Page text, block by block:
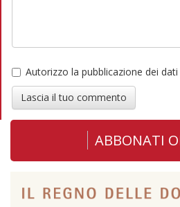
Autorizzo la pubblicazione dei
Lascia il tuo commento
ABBONATI